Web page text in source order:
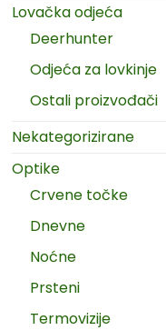
Lovačka odjeća
Deerhunter
Odjeća za lovkinje
Ostali proizvođači
Nekategorizirane
Optike
Crvene točke
Dnevne
Noćne
Prsteni
Termovizije